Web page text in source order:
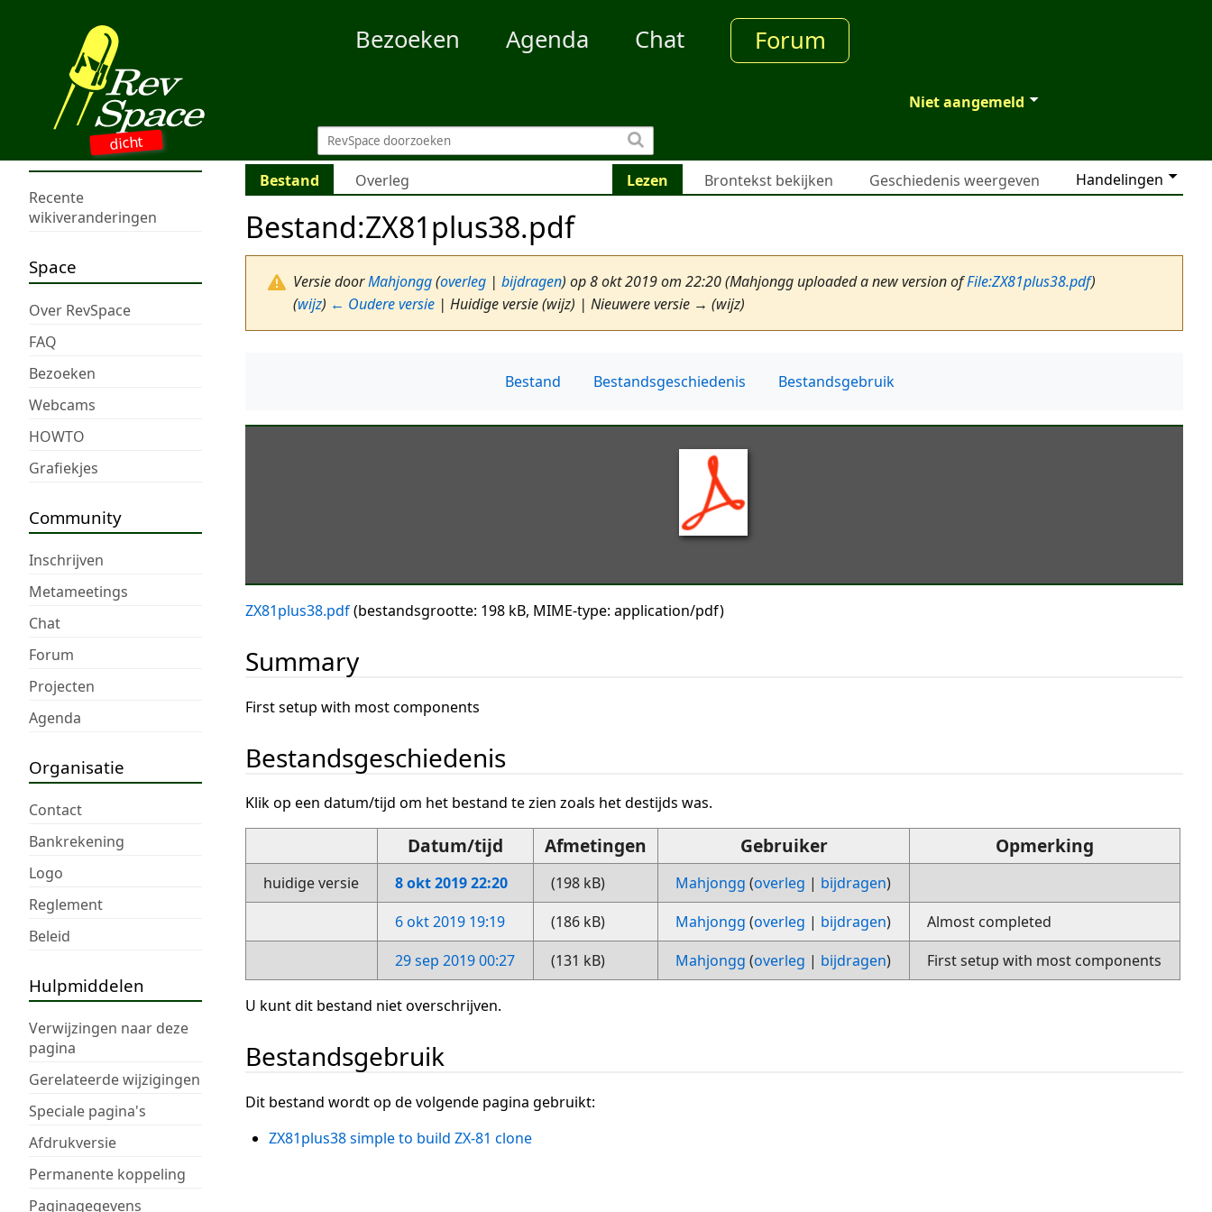
dicht
Bezoeken Agenda Chat Forum
Niet aangemeld
Recente
wikiveranderingen
Space
Over RevSpace
FAQ
Bezoeken
Webcams
HOWTO
Grafiekjes
Community
Inschrijven
Metameetings
Chat
Forum
Projecten
Agenda
Organisatie
Contact
Bankrekening
Logo
Reglement
Beleid
Hulpmiddelen
Verwijzingen naar deze
pagina
Gerelateerde wijzigingen
Speciale pagina's
Afdrukversie
Permanente koppeling
Paginagegevens
Bestand Overleg Handelingen
Lezen Brontekst bekijken Geschiedenis weergeven
Bestand:ZX81plus38.pdf
Versie doorMahjongg(overleg | bijdragen) op 8 okt 2019 om 22:20(Mahjongg uploaded a new version ofFile:ZX81plus38.pdf)
(wijz) ← Oudere versie | Huidige versie (wijz) | Nieuwere versie → (wijz)
Bestand Bestandsgeschiedenis Bestandsgebruik
ZX81plus38.pdf(bestandsgrootte: 198 kB, MIME-type: application/pdf)
Summary
First setup with most components
Bestandsgeschiedenis
Klik op een datum/tijd om het bestand te zien zoals het destijds was.
Datum/tijd Afmetingen Gebruiker Opmerking
huidige versie 8 okt 2019 22:20 (198 kB) Mahjongg (overleg | bijdragen)
6 okt 2019 19:19
(186 kB) Mahjongg (overleg | bijdragen)
Almost completed
29 sep 2019 00:27
(131 kB) Mahjongg (overleg | bijdragen) First setup with most components
U kunt dit bestand niet overschrijven.
Bestandsgebruik
Dit bestand wordt op de volgende pagina gebruikt:
ZX81plus38 simple to build ZX-81 clone